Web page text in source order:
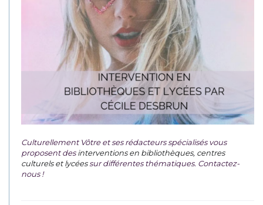
Culturellement Vôtre et ses rédacteurs spécialisés vous
proposent desinterventions en bibliothèques, centres
culturels et lycéessur différentes thématiques. Contactez-
nous !